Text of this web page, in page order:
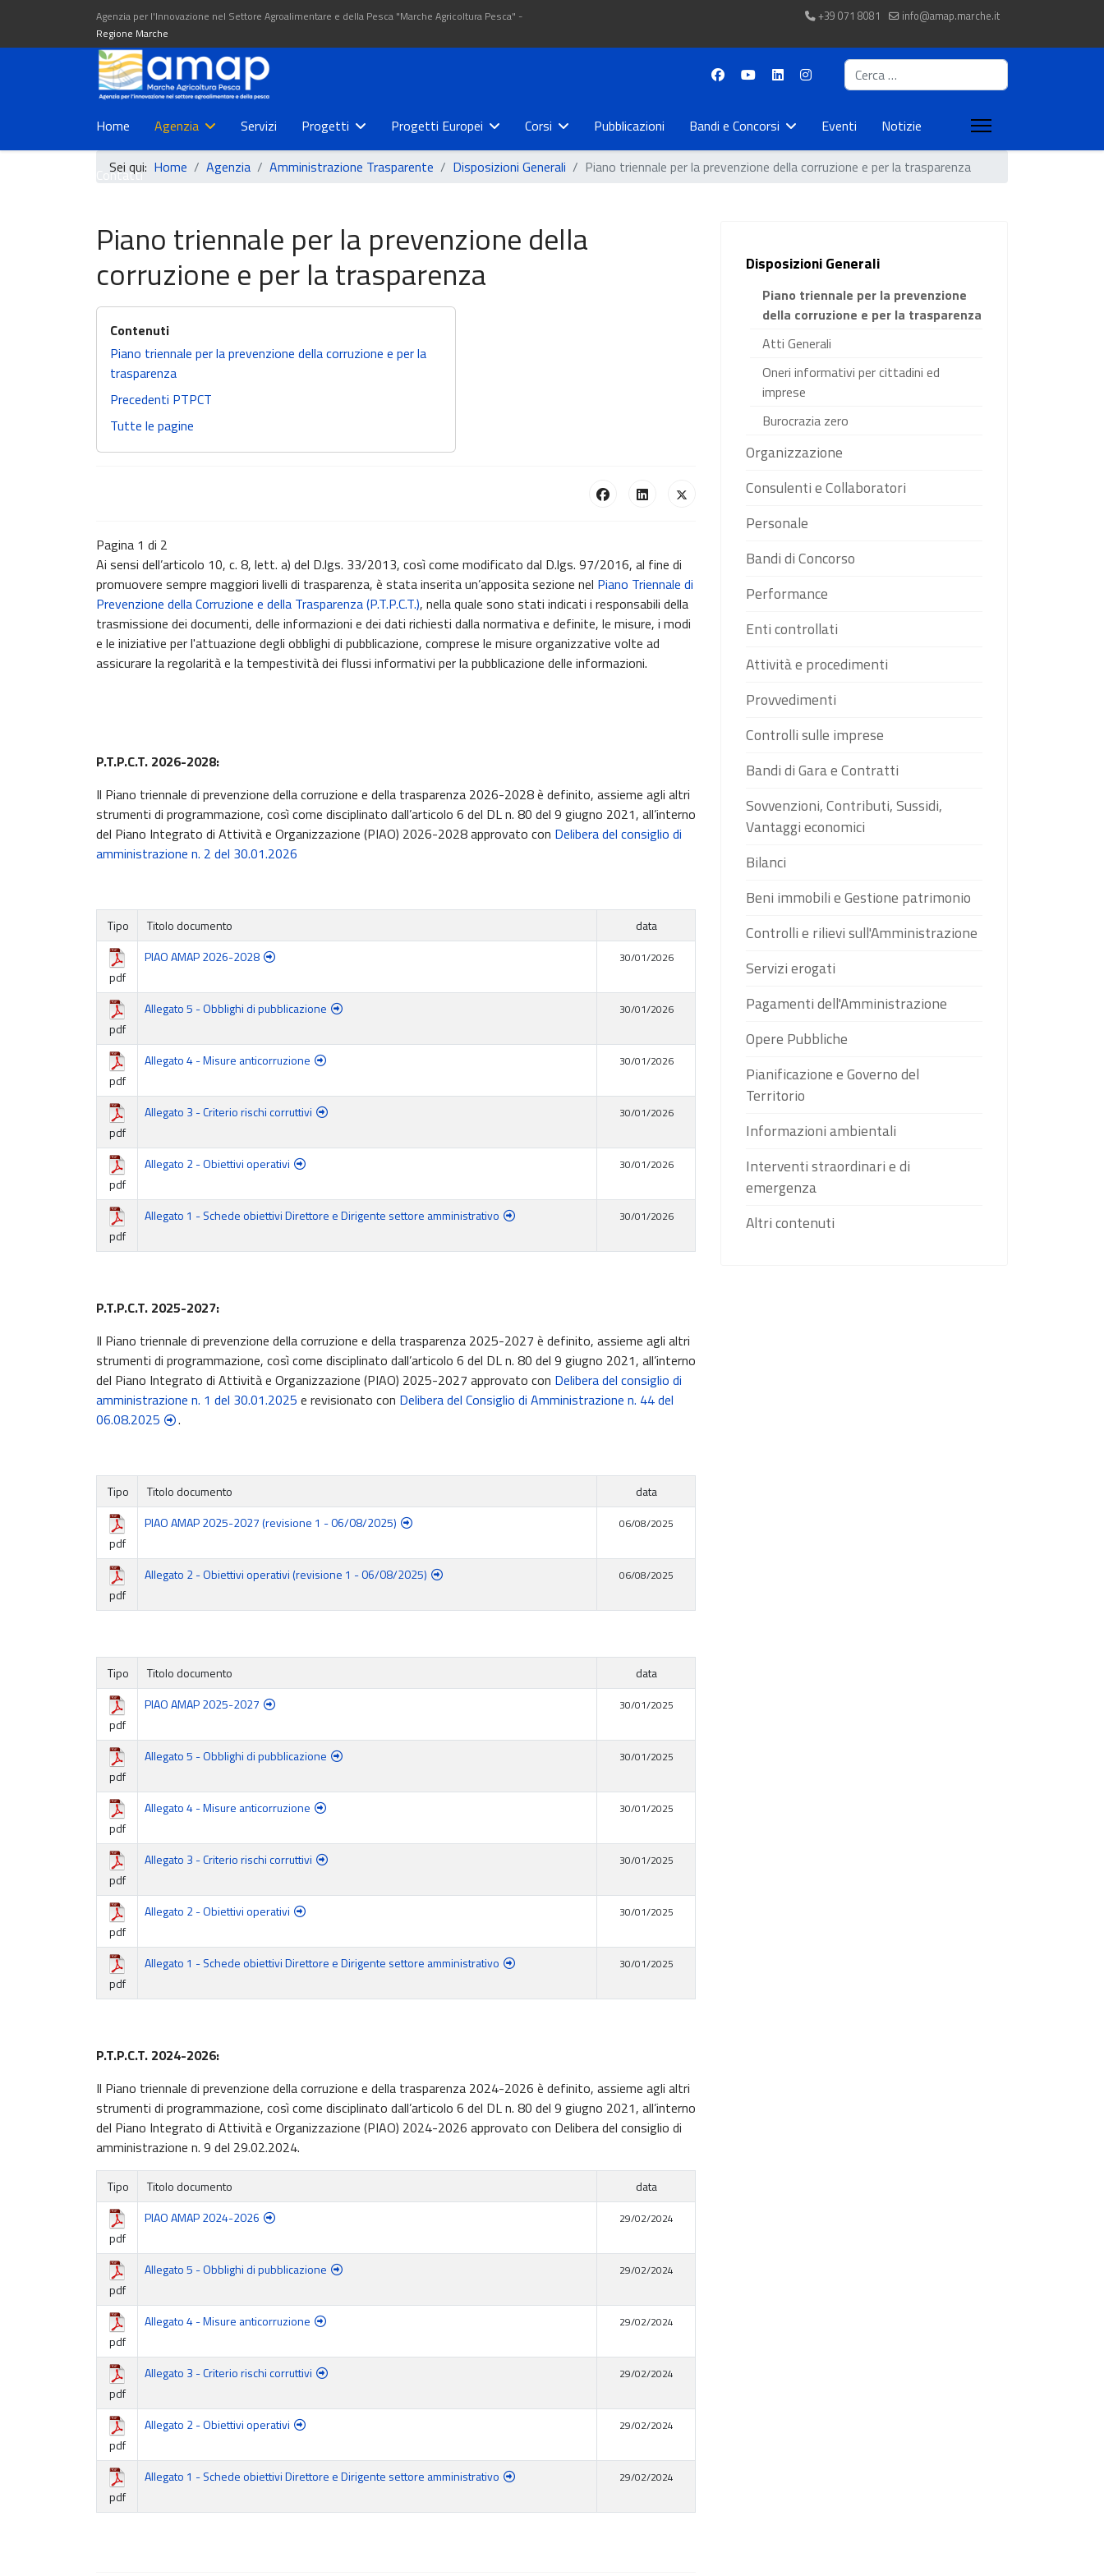
Agenzia per l'Innovazione nel Settore Agroalimentare e della Pesca "Marche Agricoltura Pesca" -
Regione Marche
+39 071 8081 info@amap.marche.it
Cerca
Home Agenzia Servizi Progetti Progetti Europei Corsi Pubblicazioni Bandi e Concorsi Eventi Notizie
Contatti
Sei qui: Home Agenzia Amministrazione Trasparente Disposizioni Generali Piano triennale per la prevenzione della corruzione e per la trasparenza
Piano triennale per la prevenzione della
corruzione e per la trasparenza
Piano triennale per la prevenzione della corruzione e per la
trasparenza
Precedenti PTPCT
Tutte le pagine
Pagina 1 di 2
Ai sensi dell’articolo 10, c. 8, lett. a) del D.lgs. 33/2013, così come modificato dal D.lgs. 97/2016, al fine di
promuovere sempre maggiori livelli di trasparenza, è stata inserita un’apposita sezione nel Piano Triennale di
Prevenzione della Corruzione e della Trasparenza (P.T.P.C.T.), nella quale sono stati indicati i responsabili della
trasmissione dei documenti, delle informazioni e dei dati richiesti dalla normativa e definite, le misure, i modi
e le iniziative per l'attuazione degli obblighi di pubblicazione, comprese le misure organizzative volte ad
assicurare la regolarità e la tempestività dei flussi informativi per la pubblicazione delle informazioni.
P.T.P.C.T. 2026-2028:
Il Piano triennale di prevenzione della corruzione e della trasparenza 2026-2028 è definito, assieme agli altri
strumenti di programmazione, così come disciplinato dall’articolo 6 del DL n. 80 del 9 giugno 2021, all’interno
del Piano Integrato di Attività e Organizzazione (PIAO) 2026-2028 approvato con Delibera del consiglio di
amministrazione n. 2 del 30.01.2026
Tipo Titolo documento data
pdf
PIAO AMAP 2026-2028 30/01/2026
pdf
Allegato 5 - Obblighi di pubblicazione 30/01/2026
pdf
Allegato 4 - Misure anticorruzione 30/01/2026
pdf
Allegato 3 - Criterio rischi corruttivi 30/01/2026
pdf
Allegato 2 - Obiettivi operativi 30/01/2026
pdf
Allegato 1 - Schede obiettivi Direttore e Dirigente settore amministrativo 30/01/2026
P.T.P.C.T. 2025-2027:
Il Piano triennale di prevenzione della corruzione e della trasparenza 2025-2027 è definito, assieme agli altri
strumenti di programmazione, così come disciplinato dall’articolo 6 del DL n. 80 del 9 giugno 2021, all’interno
del Piano Integrato di Attività e Organizzazione (PIAO) 2025-2027 approvato con Delibera del consiglio di
amministrazione n. 1 del 30.01.2025 e revisionato con Delibera del Consiglio di Amministrazione n. 44 del
06.08.2025
.
Tipo Titolo documento data
pdf
PIAO AMAP 2025-2027 (revisione 1 - 06/08/2025) 06/08/2025
pdf
Allegato 2 - Obiettivi operativi (revisione 1 - 06/08/2025) 06/08/2025
Tipo Titolo documento data
pdf
PIAO AMAP 2025-2027 30/01/2025
pdf
Allegato 5 - Obblighi di pubblicazione 30/01/2025
pdf
Allegato 4 - Misure anticorruzione 30/01/2025
pdf
Allegato 3 - Criterio rischi corruttivi 30/01/2025
pdf
Allegato 2 - Obiettivi operativi 30/01/2025
pdf
Allegato 1 - Schede obiettivi Direttore e Dirigente settore amministrativo 30/01/2025
P.T.P.C.T. 2024-2026:
Il Piano triennale di prevenzione della corruzione e della trasparenza 2024-2026 è definito, assieme agli altri
strumenti di programmazione, così come disciplinato dall’articolo 6 del DL n. 80 del 9 giugno 2021, all’interno
del Piano Integrato di Attività e Organizzazione (PIAO) 2024-2026 approvato con Delibera del consiglio di
amministrazione n. 9 del 29.02.2024.
Tipo Titolo documento data
pdf
PIAO AMAP 2024-2026 29/02/2024
pdf
Allegato 5 - Obblighi di pubblicazione 29/02/2024
pdf
Allegato 4 - Misure anticorruzione 29/02/2024
pdf
Allegato 3 - Criterio rischi corruttivi 29/02/2024
pdf
Allegato 2 - Obiettivi operativi 29/02/2024
pdf
Allegato 1 - Schede obiettivi Direttore e Dirigente settore amministrativo 29/02/2024
Disposizioni Generali
Piano triennale per la prevenzione
della corruzione e per la trasparenza
Atti Generali
Oneri informativi per cittadini ed
imprese
Burocrazia zero
Organizzazione
Consulenti e Collaboratori
Personale
Bandi di Concorso
Performance
Enti controllati
Attività e procedimenti
Provvedimenti
Controlli sulle imprese
Bandi di Gara e Contratti
Sovvenzioni, Contributi, Sussidi,
Vantaggi economici
Bilanci
Beni immobili e Gestione patrimonio
Controlli e rilievi sull'Amministrazione
Servizi erogati
Pagamenti dell'Amministrazione
Opere Pubbliche
Pianificazione e Governo del
Territorio
Informazioni ambientali
Interventi straordinari e di
emergenza
Altri contenuti